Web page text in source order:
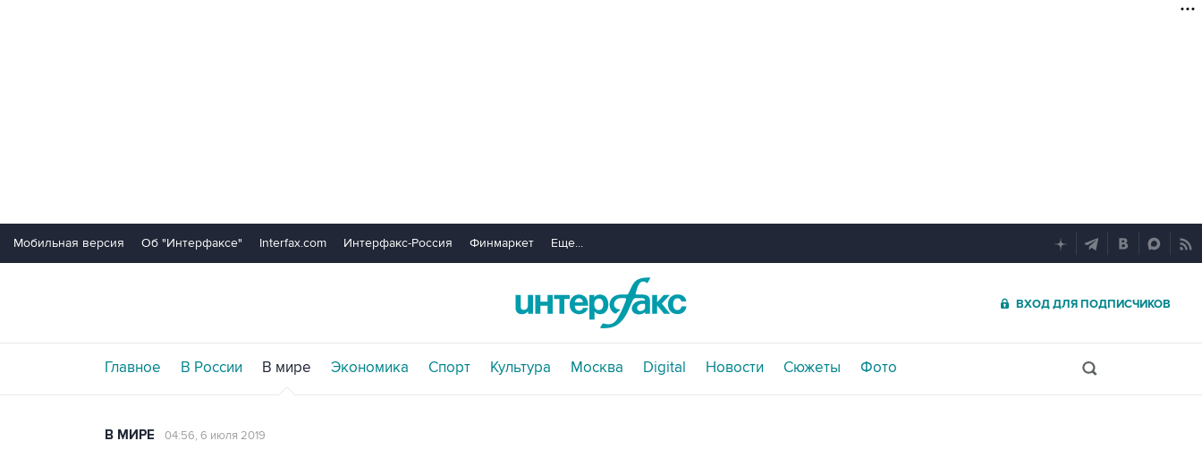
Мобильная версия Об "Интерфаксе" Interfax.com Интерфакс-Россия Финмаркет Еще...
ВХОД ДЛЯ ПОДПИСЧИКОВ
Главное В России В мире Экономика Спорт Культура Москва Digital Новости Сюжеты Фото
В МИРЕ 04:56, 6 июля 2019